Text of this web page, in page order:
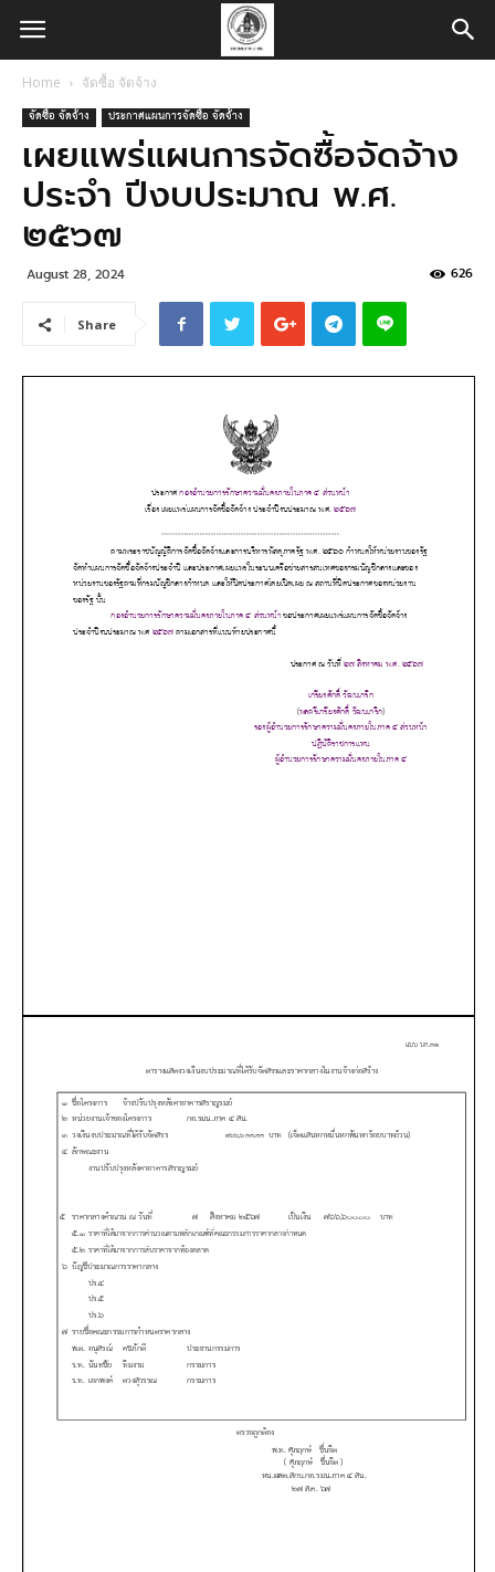
Home จัดซื้อ จัดจ้าง
จัดซื้อ จัดจ้าง ประกาศแผนการจัดซื้อ จัดจ้าง
เผยแพร่แผนการจัดซื้อจัดจ้าง
ประจำ ปีงบประมาณ พ.ศ.
๒๕๖๗
August 28, 2024 626
Share